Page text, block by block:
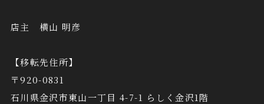
店主 横山 明彦
【移転先住所】
〒920-0831
石川県金沢市東山一丁目 4-7-1 らしく金沢1階